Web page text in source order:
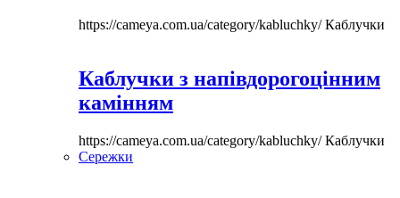
https://cameya.com.ua/category/kabluchky/Каблучки
Каблучки з напівдорогоцінним
камінням
https://cameya.com.ua/category/kabluchky/Каблучки
Сережки